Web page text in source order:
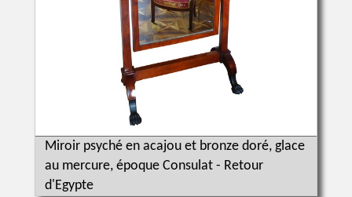
Miroir psyché en acajou et bronze doré, glace
au mercure, époque Consulat - Retour
d'Egypte